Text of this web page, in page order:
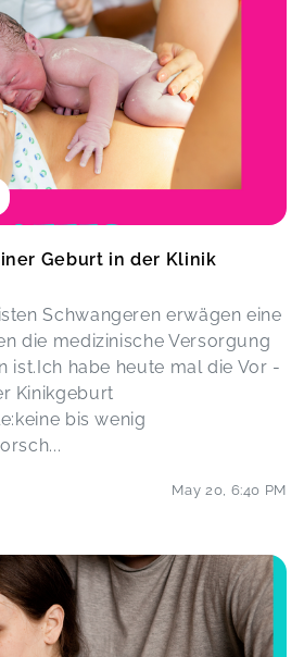
Geburt in der Klinik
Schwangeren erwägen eine
die medizinische Versorgung
ist.Ich habe heute mal die Vor -
Kinikgeburt
bis wenig
...
May 20 6:40 PM